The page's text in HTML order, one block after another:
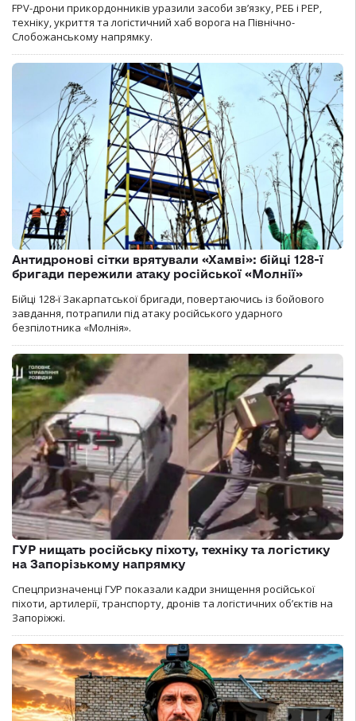
FPV-дрони прикордонників уразили засоби зв’язку, РЕБ і РЕР,
техніку, укриття та логістичний хаб ворога на Північно-
Слобожанському напрямку.
Антидронові сітки врятували «Хамві»: бійці 128-ї
бригади пережили атаку російської «Молнії»
Бійці 128-ї Закарпатської бригади, повертаючись із бойового
завдання, потрапили під атаку російського ударного
безпілотника «Молнія».
ГУР нищать російську піхоту, техніку та логістику
на Запорізькому напрямку
Спецпризначенці ГУР показали кадри знищення російської
піхоти, артилерії, транспорту, дронів та логістичних об’єктів на
Запоріжжі.